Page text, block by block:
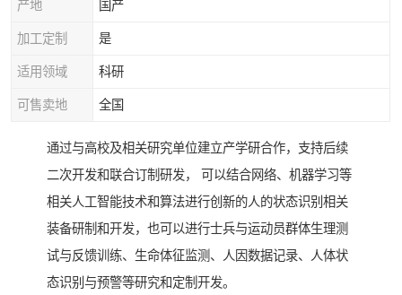
产地 国产
加工定制 是
适用领域 科研
可售卖地 全国
通过与高校及相关研究单位建立产学研合作，支持后续
二次开发和联合订制研发， 可以结合网络、机器学习等
相关人工智能技术和算法进行创新的人的状态识别相关
装备研制和开发，也可以进行士兵与运动员群体生理测
试与反馈训练、生命体征监测、人因数据记录、人体状
态识别与预警等研究和定制开发。